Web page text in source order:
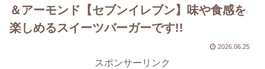
＆アーモンド【セブンイレブン】味や食感を
楽しめるスイーツバーガーです!!
2026.06.25
スポンサーリンク